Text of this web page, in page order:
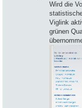
Wird die
Viglink
grünen